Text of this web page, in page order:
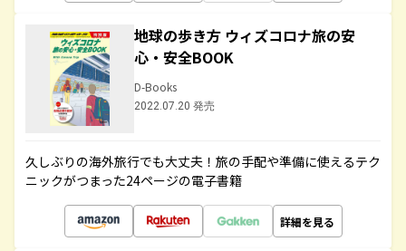
地球の歩き方 ウィズコロナ旅の安
心・安全BOOK
D-Books
2022.07.20 発売
久しぶりの海外旅行でも大丈夫！旅の手配や準備に使えるテク
ニックがつまった24ページの電子書籍
詳細を見る